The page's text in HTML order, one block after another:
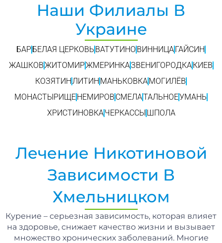
Наши Филиалы В
Украине
БАР БЕЛАЯ ЦЕРКОВЬ ВАТУТИНО ВИННИЦА ГАЙСИН
ЖАШКОВЖИТОМИРЖМЕРИНКАЗВЕНИГОРОДКА КИЕВ
КОЗЯТИН ЛИТИН МАНЬКОВКА МОГИЛЁВ
МОНАСТЫРИЩЕ НЕМИРОВ СМЕЛАТАЛЬНОЕУМАНЬ
ХРИСТИНОВКАЧЕРКАССЫ ШПОЛА
Лечение Никотиновой
Зависимости В
Хмельницком
Курение – серьезная зависимость, которая влияет
на здоровье, снижает качество жизни и вызывает
множество хронических заболеваний. Многие